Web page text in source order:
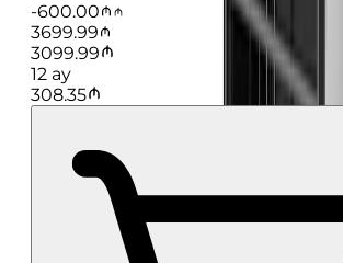
-600.00
3699.99
3099.99
12 ay
308.35